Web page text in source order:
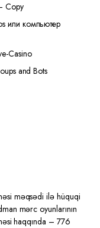
Copy
или компьютер
Casino
and Bots
məqsədi ilə hüquqi
mərc oyunlarının
haqqında – 776